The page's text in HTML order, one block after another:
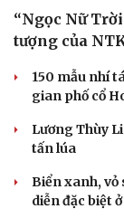
Văn hóa
Sân khấu - Điện
Âm nhạc
Di sản
“Ngọc Nữ
tượng của
150 mẫu nhí
gian phố cổ
Lương Thùy
tấn lúa
Biển xanh, vỏ
diễn đặc biệt